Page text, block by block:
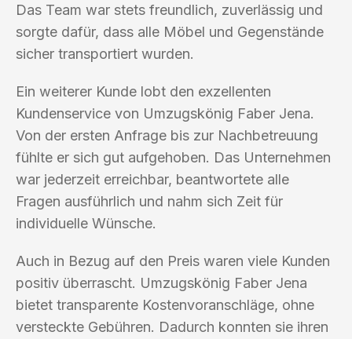
Das Team war stets freundlich, zuverlässig und
sorgte dafür, dass alle Möbel und Gegenstände
sicher transportiert wurden.
Ein weiterer Kunde lobt den exzellenten
Kundenservice von Umzugskönig Faber Jena.
Von der ersten Anfrage bis zur Nachbetreuung
fühlte er sich gut aufgehoben. Das Unternehmen
war jederzeit erreichbar, beantwortete alle
Fragen ausführlich und nahm sich Zeit für
individuelle Wünsche.
Auch in Bezug auf den Preis waren viele Kunden
positiv überrascht. Umzugskönig Faber Jena
bietet transparente Kostenvoranschläge, ohne
versteckte Gebühren. Dadurch konnten sie ihren